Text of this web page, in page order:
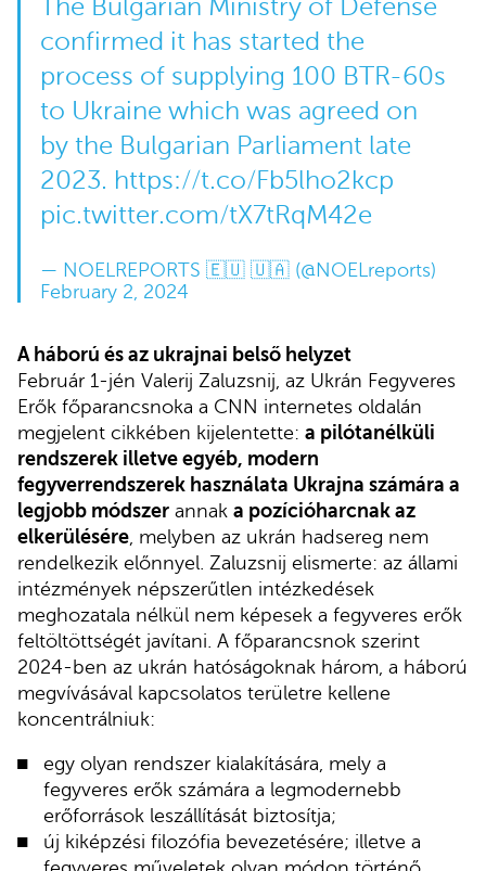
The Bulgarian Ministry of Defense
confirmed it has started the
process of supplying 100 BTR-60s
to Ukraine which was agreed on
by the Bulgarian Parliament late
2023. https://t.co/Fb5lho2kcp
pic.twitter.com/tX7tRqM42e
— NOELREPORTS 🇪🇺 🇺🇦 (@NOELreports)
February 2, 2024
A háború és az ukrajnai belső helyzet
Február 1-jén Valerij Zaluzsnij, az Ukrán Fegyveres
Erők főparancsnoka a CNN internetes oldalán
megjelent cikkében kijelentette: a pilótanélküli
rendszerek illetve egyéb, modern
fegyverrendszerek használata Ukrajna számára a
legjobb módszer annak a pozícióharcnak az
elkerülésére , melyben az ukrán hadsereg nem
rendelkezik előnnyel. Zaluzsnij elismerte: az állami
intézmények népszerűtlen intézkedések
meghozatala nélkül nem képesek a fegyveres erők
feltöltöttségét javítani. A főparancsnok szerint
2024-ben az ukrán hatóságoknak három, a háború
megvívásával kapcsolatos területre kellene
koncentrálniuk:
egy olyan rendszer kialakítására, mely a
fegyveres erők számára a legmodernebb
erőforrások leszállítását biztosítja;
új kiképzési filozófia bevezetésére; illetve a